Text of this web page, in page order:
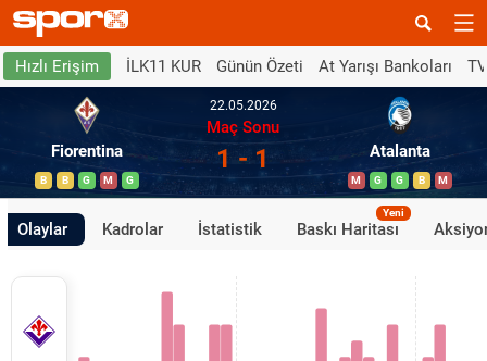
Hızlı Erişim İLK11 KUR Günün Özeti At Yarışı Bankoları
Fiorentina
B B G M G
22.05.2026
Maç Sonu
1 - 1 Atalanta
M G G B M
Olaylar Kadrolar İstatistik Baskı Haritası
Yeni